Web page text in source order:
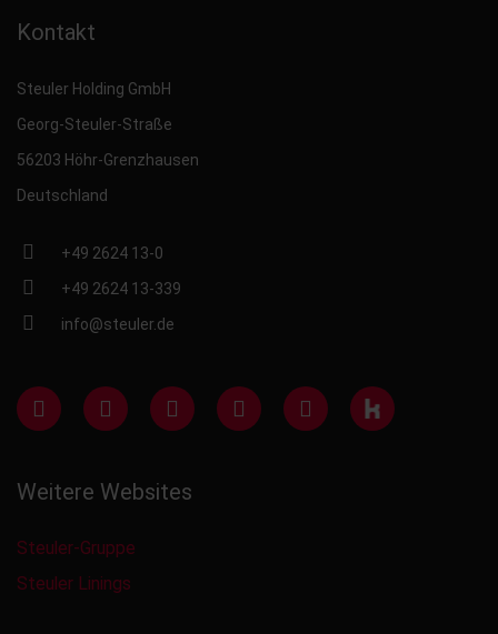
Kontakt
Steuler Holding GmbH
Georg-Steuler-Straße
56203 Höhr-Grenzhausen
Deutschland
+49 2624 13-0
+49 2624 13-339
info@steuler.de
Weitere Websites
Steuler-Gruppe
Steuler Linings